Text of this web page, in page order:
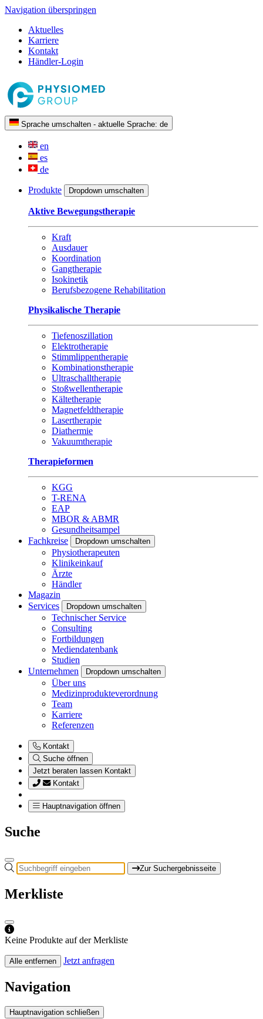
Navigation überspringen
Aktuelles
Karriere
Kontakt
Händler-Login
Sprache umschalten - aktuelle Sprache: de
en
es
de
Produkte Dropdown umschalten
Aktive Bewegungstherapie
Kraft
Ausdauer
Koordination
Gangtherapie
Isokinetik
Berufsbezogene Rehabilitation
Physikalische Therapie
Tiefenoszillation
Elektrotherapie
Stimmlippentherapie
Kombinationstherapie
Ultraschalltherapie
Stoßwellentherapie
Kältetherapie
Magnetfeldtherapie
Lasertherapie
Diathermie
Vakuumtherapie
Therapieformen
KGG
T-RENA
EAP
MBOR & ABMR
Gesundheitsampel
Fachkreise
Dropdown umschalten
Physiotherapeuten
Klinikeinkauf
Ärzte
Händler
Magazin
Services
Dropdown umschalten
Technischer Service
Consulting
Fortbildungen
Mediendatenbank
Studien
Unternehmen
Dropdown umschalten
Über uns
Medizinprodukteverordnung
Team
Karriere
Referenzen
Kontakt
Suche öffnen
Jetzt beraten lassen Kontakt
Kontakt
Hauptnavigation öffnen
Suche
Zur Suchergebnisseite
Merkliste
Keine Produkte auf der Merkliste
Alle entfernen Jetzt anfragen
Navigation
Hauptnavigation schließen